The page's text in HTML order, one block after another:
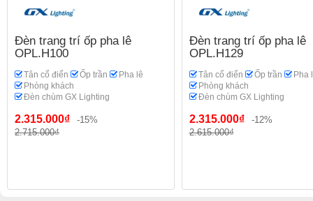
Đèn trang trí ốp pha lê
OPL.H100
Tân cổ điển Ốp trần
Pha lê
Phòng khách
Đèn chùm GX Lighting
2.315.000₫
-15%
2.715.000₫
Đèn trang trí ốp pha lê
OPL.H129
Tân cổ điển Ốp trần
Pha
Phòng khách
Đèn chùm GX Lighting
2.315.000₫
-12%
2.615.000₫